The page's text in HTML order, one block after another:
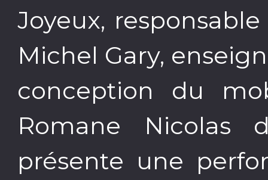
Joyeux,
Michel Gary,
conception du
Romane Nicolas
présente une